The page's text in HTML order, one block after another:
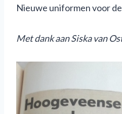
Nieuwe uniformen voor
Met dank aan Siska van